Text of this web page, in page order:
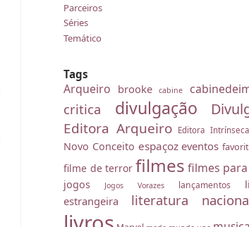
Parceiros
Séries
Temático
Tags
Arqueiro brooke cabine
critica divulgação
Editora Arqueiro Editora Intrínseca
Novo Conceito espaçoz eventos
filme de terror filmes filmes
jogos Jogos Vorazes lançamentos
estrangeira
literatura